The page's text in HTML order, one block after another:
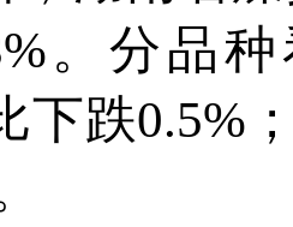
。分品
下跌0.5%